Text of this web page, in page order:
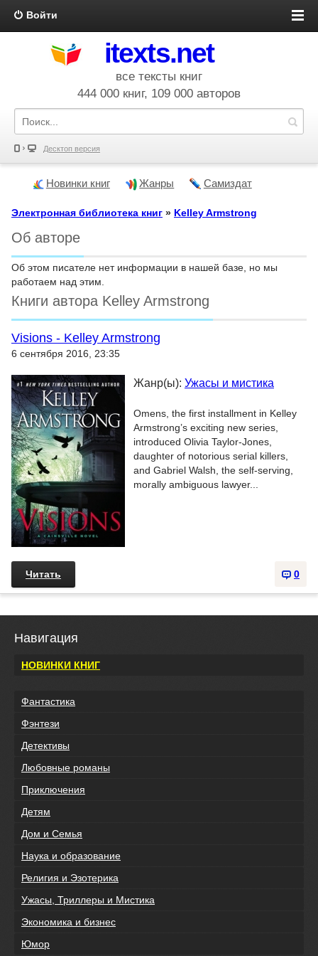
Войти
itexts.net
все тексты книг
444 000 книг, 109 000 авторов
Десктоп версия
Новинки книг Жанры Самиздат
Электронная библиотека книг » Kelley Armstrong
Об авторе
Об этом писателе нет информации в нашей базе, но мы
работаем над этим.
Книги автора Kelley Armstrong
Visions - Kelley Armstrong
6 сентября 2016, 23:35
Жанр(ы): Ужасы и мистика
Omens, the first installment in Kelley
Armstrong’s exciting new series,
introduced Olivia Taylor-Jones,
daughter of notorious serial killers,
and Gabriel Walsh, the self-serving,
morally ambiguous lawyer...
0
Читать
Навигация
НОВИНКИ КНИГ
Фантастика
Фэнтези
Детективы
Любовные романы
Приключения
Детям
Дом и Семья
Наука и образование
Религия и Эзотерика
Ужасы, Триллеры и Мистика
Экономика и бизнес
Юмор